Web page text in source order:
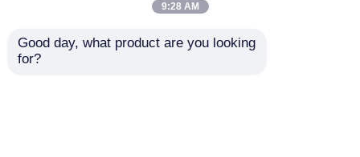
9:28 AM
Good day, what product are you looking
for?